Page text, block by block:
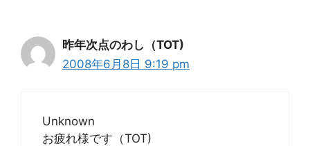
昨年次点のわし（TOT)
2008年6月8日 9:19 pm
Unknown
お疲れ様です（TOT)